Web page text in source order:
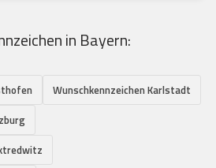
in Bayern:
Wunschkennzeichen Karlstadt